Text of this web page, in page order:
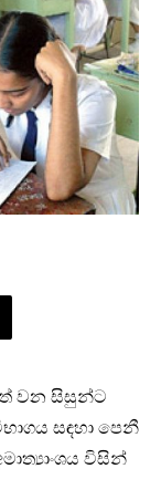
වන සිසුන්ට
සඳහා පෙනී
විසින්